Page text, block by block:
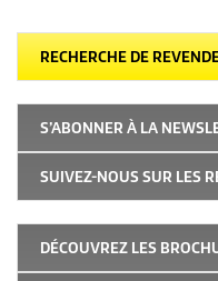
RECHERCHE DE
S’ABONNER À LA
SUIVEZ-NOUS SUR LES
DÉCOUVREZ LES